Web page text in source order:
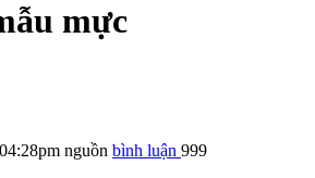
mực
nguồn bình luận 999